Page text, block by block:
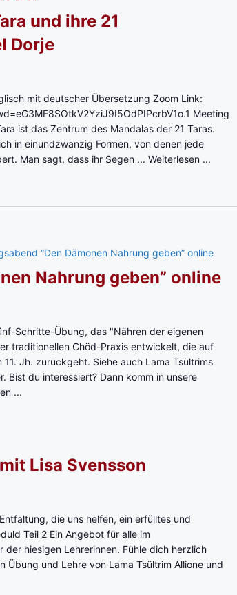
und ihre 21
Dorje
mit deutscher Übersetzung Zoom Link:
Meeting
ist das Zentrum des Mandalas der 21 Taras.
in einundzwanzig Formen, von denen jede
Man sagt, dass ihr Segen ... Weiterlesen ...
Nahrung geben” online
“Den Dämonen Nahrung geben” online
Schritte-Übung, das "Nähren der eigenen
traditionellen Chöd-Praxis entwickelt, die auf
Jh. zurückgeht. Siehe auch Lama Tsültrims
Bist du interessiert? Dann komm in unsere
...
Lisa Svensson
die uns helfen, ein erfülltes und
Teil 2 Ein Angebot für alle im
hiesigen Lehrerinnen. Fühle dich herzlich
Übung und Lehre von Lama Tsültrim Allione und